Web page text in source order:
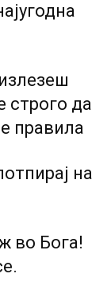
строго да
правила
на
во Бога!